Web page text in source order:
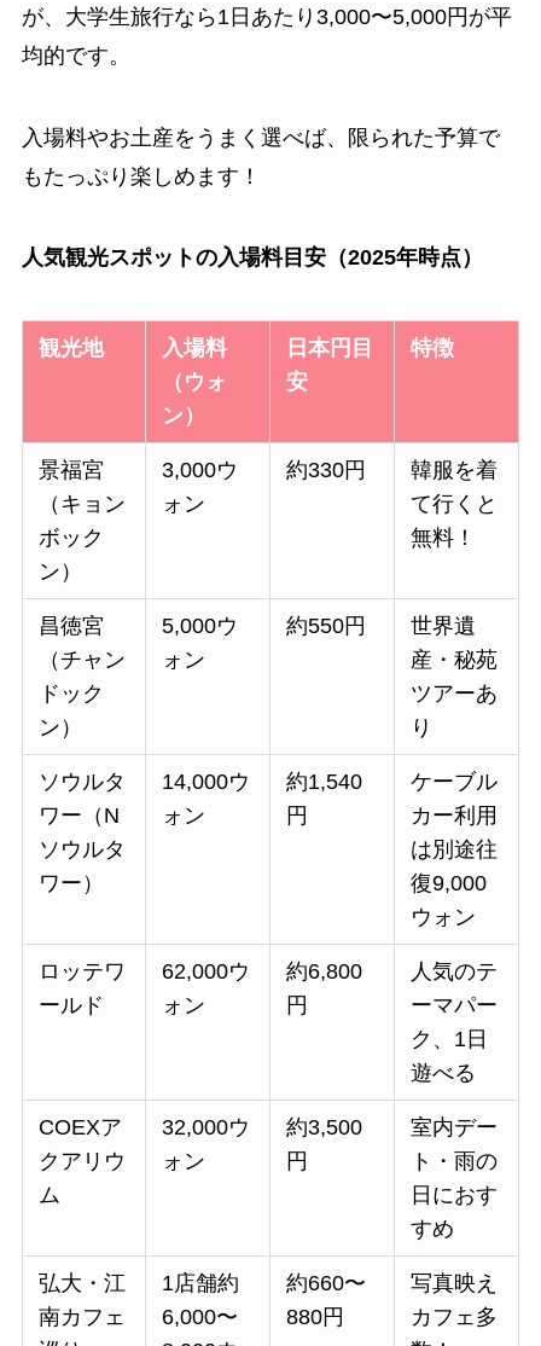
が、大学生旅行なら1日あたり3,000〜5,000円が平
均的です。
入場料やお土産をうまく選べば、限られた予算で
もたっぷり楽しめます！
人気観光スポットの入場料目安（2025年時点）
観光地
入場料
（ウォ
ン）
日本円目
安
特徴
景福宮
（キョン
ボック
ン）
3,000ウ
ォン
約330円
韓服を着
て行くと
無料！
昌徳宮
（チャン
ドック
ン）
5,000ウ
ォン
約550円
世界遺
産・秘苑
ツアーあ
り
ソウルタ
ワー（N
ソウルタ
ワー）
14,000ウ
ォン
約1,540
円
ケーブル
カー利用
は別途往
復9,000
ウォン
ロッテワ
ールド
62,000ウ
ォン
約6,800
円
人気のテ
ーマパー
ク、1日
遊べる
COEXア
クアリウ
ム
32,000ウ
ォン
約3,500
円
室内デー
ト・雨の
日におす
すめ
弘大・江
南カフェ
1店舗約
6,000〜
約660〜
880円
写真映え
カフェ多